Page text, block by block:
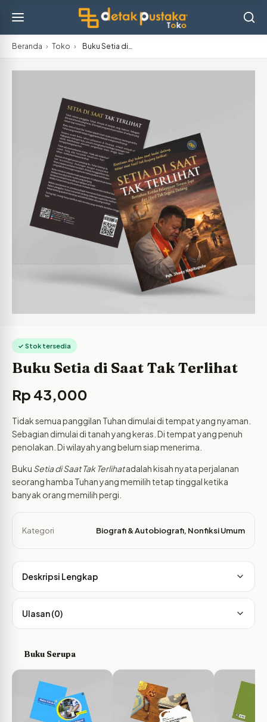
Beranda › Toko › Buku Setia di…
✓ Stok tersedia
Buku Setia di Saat Tak Terlihat
Rp 43,000
Tidak semua panggilan Tuhan dimulai di tempat yang nyaman.
Sebagian dimulai di tanah yang keras. Di tempat yang penuh
penolakan. Di wilayah yang belum siap menerima.
Buku Setia di Saat Tak Terlihatadalah kisah nyata perjalanan
seorang hamba Tuhan yang memilih tetap tinggal ketika
banyak orang memilih pergi.
Kategori Biografi & Autobiografi, Nonfiksi Umum
Deskripsi Lengkap
Ulasan (0)
Buku Serupa